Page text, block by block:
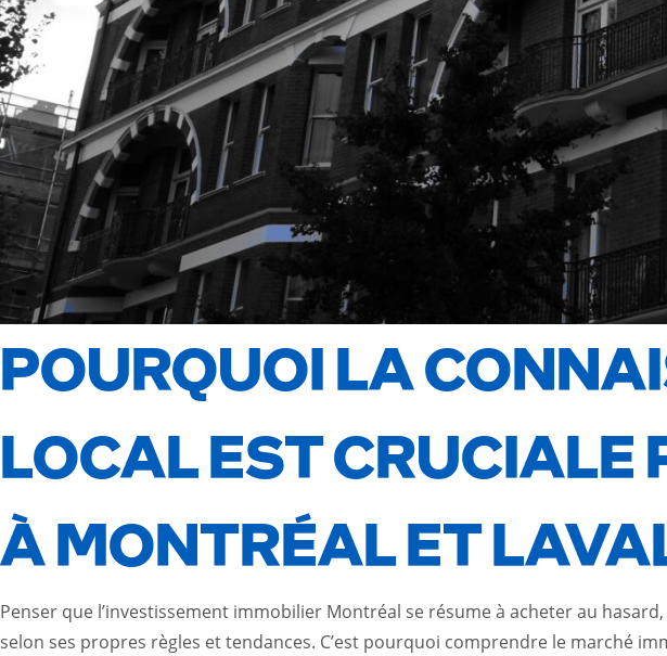
POURQUOI LA
LOCAL EST CRUCIALE
À MONTRÉAL ET
Penser que l’investissement immobilier Montréal se résume à acheter au
selon ses propres règles et tendances. C’est pourquoi comprendre le marché